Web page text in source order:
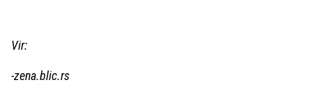
Vir:
-zena.blic.rs